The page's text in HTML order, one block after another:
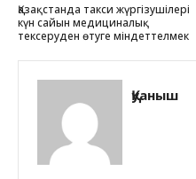
Қазақстанда такси жүргізушілері
күн сайын медициналық
тексеруден өтуге міндеттелмек
Қуаныш